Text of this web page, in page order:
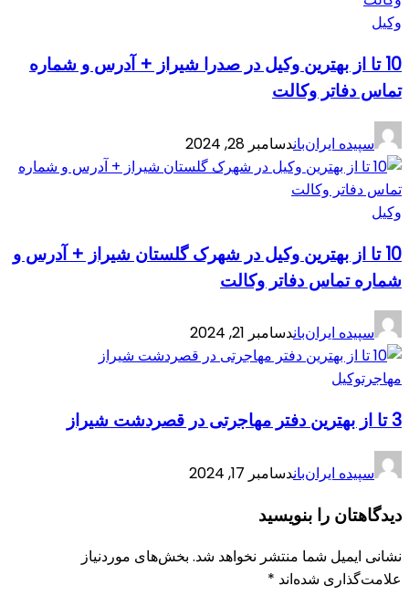
وکیل
10 تا از بهترین وکیل در صدرا شیراز + آدرس و شماره
تماس دفاتر وکالت
سپیده ایران‌باندسامبر 28, 2024
وکیل
10 تا از بهترین وکیل در شهرک گلستان شیراز + آدرس و
شماره تماس دفاتر وکالت
سپیده ایران‌باندسامبر 21, 2024
مهاجرتوکیل
3 تا از بهترین دفتر مهاجرتی در قصردشت شیراز
سپیده ایران‌باندسامبر 17, 2024
دیدگاهتان را بنویسید
نشانی ایمیل شما منتشر نخواهد شد. بخش‌های موردنیاز
علامت‌گذاری شده‌اند *